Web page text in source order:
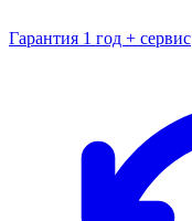
Гарантия 1 год + сервис